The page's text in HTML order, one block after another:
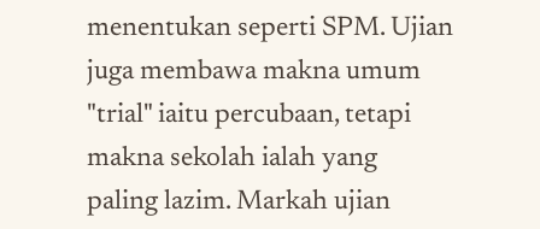
menentukan seperti SPM. Ujian
juga membawa makna umum
"trial" iaitu percubaan, tetapi
makna sekolah ialah yang
paling lazim. Markah ujian